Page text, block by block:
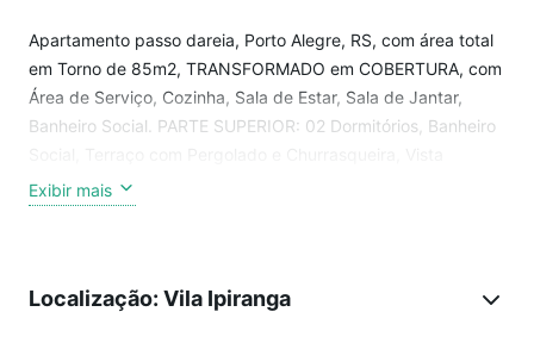
Apartamento passo dareia, Porto Alegre, RS, com área total
em Torno de 85m2, TRANSFORMADO em COBERTURA, com
Área de Serviço, Cozinha, Sala de Estar, Sala de Jantar,
Banheiro Social. PARTE SUPERIOR: 02 Dormitórios, Banheiro
Privilegiada e Box. TOTALMENTE REFORMADO. Semi
Mobiliado
Localização: Próximo ao Shopping Iguatemi , Parque
Exibir mais
Localização: Vila Ipiranga